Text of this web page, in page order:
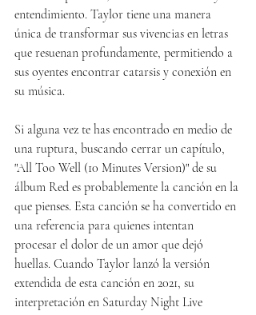
entendimiento. Taylor tiene una manera
única de transformar sus vivencias en letras
que resuenan profundamente, permitiendo a
sus oyentes encontrar catarsis y conexión en
su música.
Si alguna vez te has encontrado en medio de
una ruptura, buscando cerrar un capítulo,
"All Too Well (10 Minutes Version)" de su
álbum Red es probablemente la canción en la
que pienses. Esta canción se ha convertido en
una referencia para quienes intentan
procesar el dolor de un amor que dejó
huellas. Cuando Taylor lanzó la versión
extendida de esta canción en 2021, su
interpretación en Saturday Night Live